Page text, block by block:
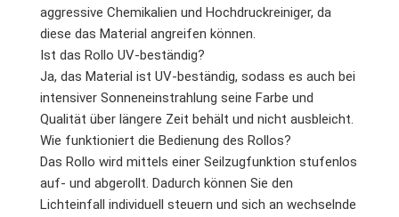
aggressive Chemikalien und Hochdruckreiniger, da
diese das Material angreifen können.
Ist das Rollo UV-beständig?
Ja, das Material ist UV-beständig, sodass es auch bei
intensiver Sonneneinstrahlung seine Farbe und
Qualität über längere Zeit behält und nicht ausbleicht.
Wie funktioniert die Bedienung des Rollos?
Das Rollo wird mittels einer Seilzugfunktion stufenlos
auf- und abgerollt. Dadurch können Sie den
Lichteinfall individuell steuern und sich an wechselnde